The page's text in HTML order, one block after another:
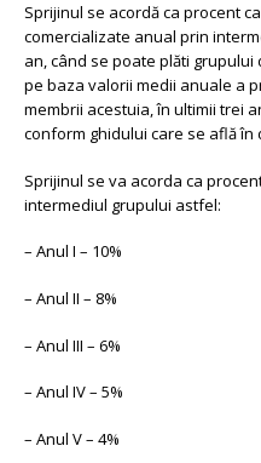
Sprijinul se acordă ca procent
comercializate anual prin
an, când se poate plăti
pe baza valorii medii anuale a
membrii acestuia, în ultimii trei
conform ghidului care se află în
Sprijinul se va acorda ca
intermediul grupului astfel:
– Anul I – 10%
– Anul II – 8%
– Anul III – 6%
– Anul IV – 5%
– Anul V – 4%